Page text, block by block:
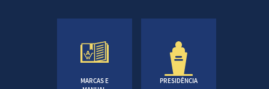
MARCAS E
PRESIDÊNCIA